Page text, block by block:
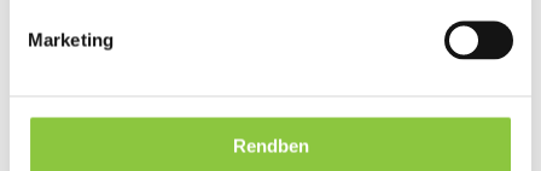
Marketing
Rendben